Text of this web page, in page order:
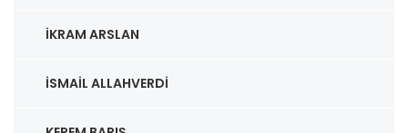
İKRAM ARSLAN
İSMAIL ALLAHVERDI